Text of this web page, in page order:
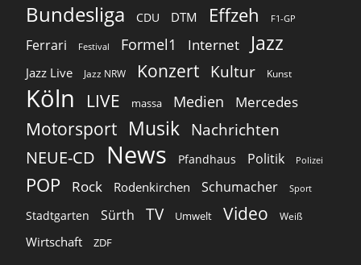
Bundesliga CDU DTM Effzeh F1-GP
Ferrari Festival Formel1 Internet Jazz
Jazz Live Jazz NRW Konzert Kultur Kunst
Köln LIVE massa Medien Mercedes
Motorsport Musik Nachrichten
NEUE-CD
News Pfandhaus Politik Polizei
POP Rock Rodenkirchen Schumacher Sport
Stadtgarten Sürth TV Umwelt Video Weiß
Wirtschaft ZDF